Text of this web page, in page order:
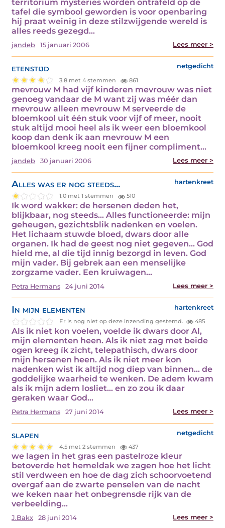
territorium mysteries worden ontrafeld op de
tafel die symbool geworden is voor openbaring
hij praat weinig in deze stilzwijgende wereld is
alles reeds gezegd…
jandeb 15 januari 2006 Lees meer >
etenstijd netgedicht
3.8 met 4 stemmen 861
mevrouw M had vijf kinderen mevrouw was niet
genoeg vandaar de M want zij was méér dan
mevrouw alleen mevrouw M serveerde de
bloemkool uit één stuk voor vijf of meer, nooit
stuk altijd mooi heel als ik weer een bloemkool
koop dan denk ik aan mevrouw M een
bloemkool kreeg nooit een fijner compliment…
jandeb 30 januari 2006 Lees meer >
Alles was er nog steeds... hartenkreet
1.0 met 1 stemmen 510
Ik word wakker: de hersenen deden het,
blijkbaar, nog steeds... Alles functioneerde: mijn
geheugen, gezichtsblik nadenken en voelen.
Het lichaam stuwde bloed, dwars door alle
organen. Ik had de geest nog niet gegeven... God
hield me, al die tijd innig bezorgd in leven. God
mijn vader. Bij gebrek aan een menselijke
zorgzame vader. Een kruiwagen…
Petra Hermans 24 juni 2014 Lees meer >
In mijn elementen hartenkreet
Er is nog niet op deze inzending gestemd. 485
Als ik niet kon voelen, voelde ik dwars door Al,
mijn elementen heen. Als ik niet zag met beide
ogen kreeg ík zicht, telepathisch, dwars door
mijn hersenen heen. Als ik niet meer kon
nadenken wist ik altijd nog diep van binnen... de
goddelijke waarheid te wenken. De adem kwam
als ik mijn adem losliet... en zo zou ik daar
geraken waar God…
Petra Hermans 27 juni 2014 Lees meer >
slapen netgedicht
4.5 met 2 stemmen 437
we lagen in het gras een pastelroze kleur
betoverde het hemeldak we zagen hoe het licht
stil verdween en hoe de dag zich schoorvoetend
overgaf aan de zwarte penselen van de nacht
we keken naar het onbegrensde rijk van de
verbeelding…
J.Bakx 28 juni 2014 Lees meer >